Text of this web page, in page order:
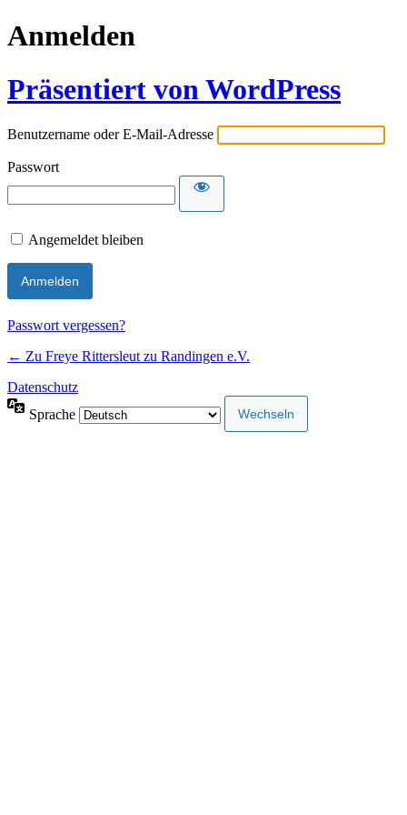
Anmelden
Präsentiert von WordPress
Benutzername oder E-Mail-Adresse
Passwort
Angemeldet bleiben
Passwort vergessen?
← Zu Freye Rittersleut zu Randingen e.V.
Datenschutz
Sprache